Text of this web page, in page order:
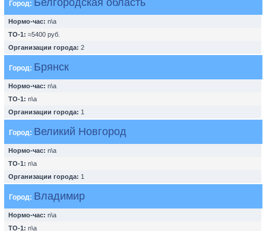
Город: Белгородская область
Нормо-час: n\a
ТО-1: ≈5400 руб.
Организации города: 2
Город: Брянск
Нормо-час: n\a
ТО-1: n\a
Организации города: 1
Город: Великий Новгород
Нормо-час: n\a
ТО-1: n\a
Организации города: 1
Город: Владимир
Нормо-час: n\a
ТО-1: n\a